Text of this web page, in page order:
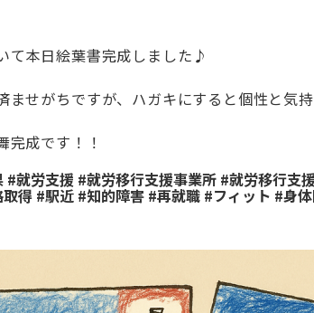
て本日絵葉書完成しました♪
ませがちですが、ハガキにすると個性と気
完成です！！
#就労支援 #就労移行支援事業所 #就労移行
得 #駅近 #知的障害 #再就職 #フィット #身